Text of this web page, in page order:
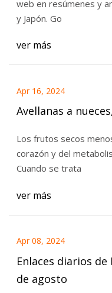
web en resúmenes y
y Japón. Go
ver más
Apr 16, 2024
Avellanas a
Los frutos secos
corazón y del metabolismo | Imagen:
Cuando se trata
ver más
Apr 08, 2024
Enlaces diarios
de agosto